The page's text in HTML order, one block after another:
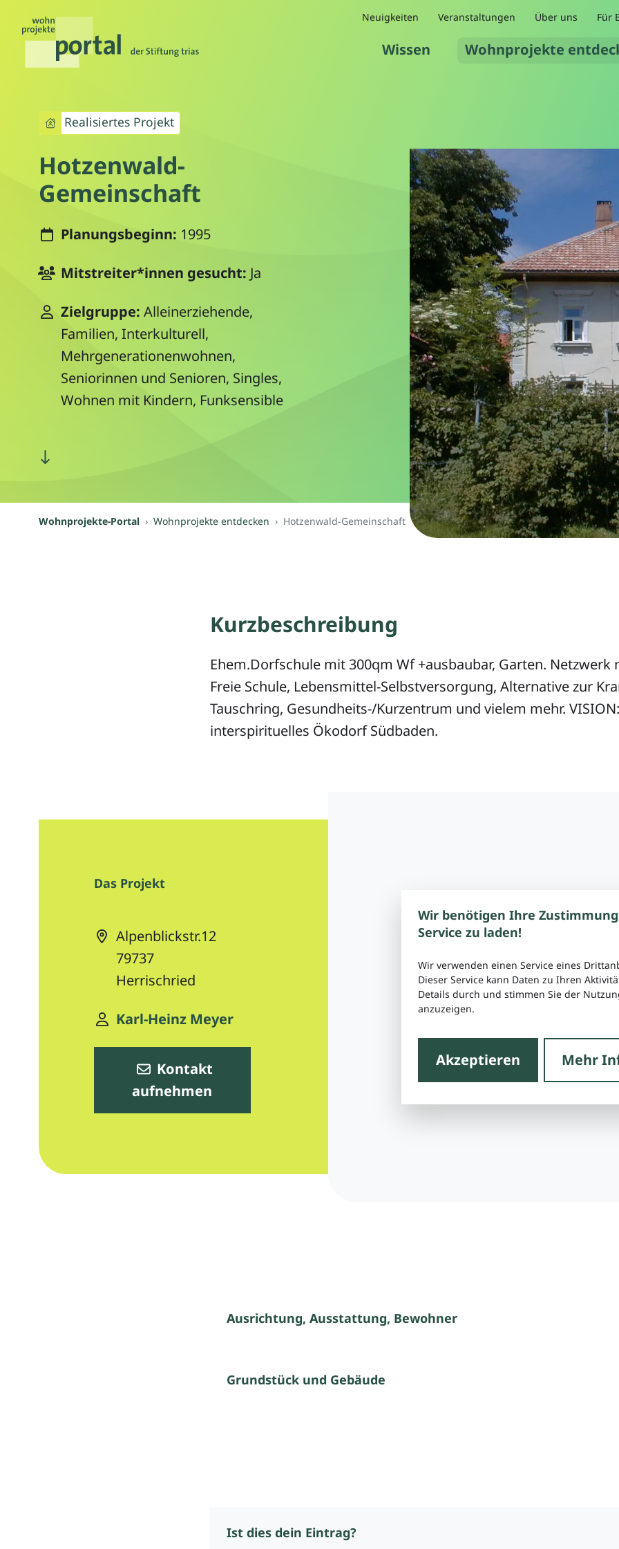
Wissen Wohnprojekte
Neuigkeiten Veranstaltungen Über uns Für
Realisiertes Projekt
Hotzenwald-
Gemeinschaft
Planungsbeginn: 1995
Mitstreiter*innen gesucht: Ja
Zielgruppe: Alleinerziehende,
Familien, Interkulturell,
Mehrgenerationenwohnen,
Seniorinnen und Senioren, Singles,
Wohnen mit Kindern, Funksensible
Wohnprojekte-Portal Wohnprojekte entdecken Hotzenwald-Gemeinschaft
Kurzbeschreibung
Ehem.Dorfschule mit 300qm Wf +ausbaubar, Garten. Netzwerk
Freie Schule, Lebensmittel-Selbstversorgung, Alternative zur
Tauschring, Gesundheits-/Kurzentrum und vielem mehr. VISION:
interspirituelles Ökodorf Südbaden.
Das Projekt
Alpenblickstr.12
79737
Herrischried
Karl-Heinz Meyer
Kontakt
aufnehmen
Wir benötigen Ihre
Service zu laden!
Wir verwenden einen Service eines
Dieser Service kann Daten zu Ihren
Details durch und stimmen Sie der
anzuzeigen.
Akzeptieren Mehr
Ausrichtung, Ausstattung, Bewohner
Grundstück und Gebäude
Ist dies dein Eintrag?